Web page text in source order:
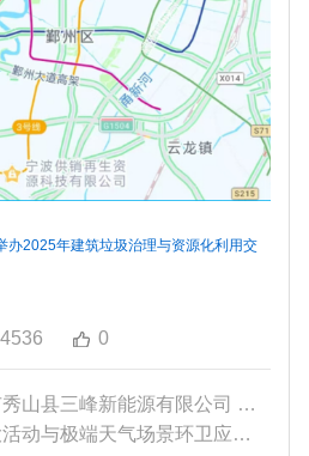
办2025年建筑垃圾治理与资源化利用交
4536 0
上一篇：关于对重庆市秀山县三峰新能源有限公司 （...
下一篇：关于公布重大活动与极端天气场景环卫应急保...